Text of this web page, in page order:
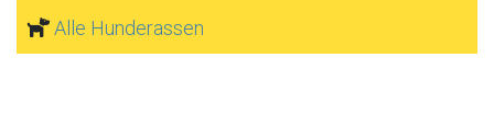
Alle Hunderassen